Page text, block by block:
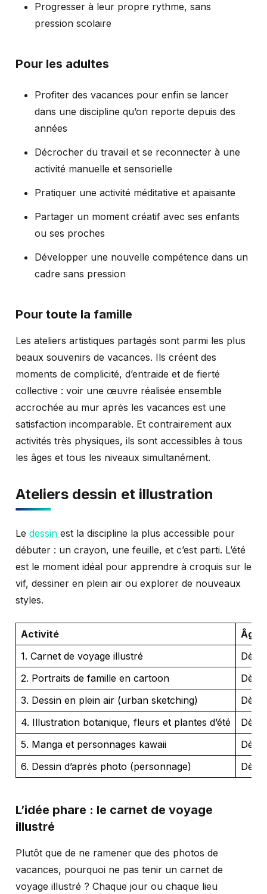
Progresser à leur propre rythme, sans
pression scolaire
Pour les adultes
Profiter des vacances pour enfin se lancer
dans une discipline qu’on reporte depuis des
années
Décrocher du travail et se reconnecter à une
activité manuelle et sensorielle
Pratiquer une activité méditative et apaisante
Partager un moment créatif avec ses enfants
ou ses proches
Développer une nouvelle compétence dans un
cadre sans pression
Pour toute la famille
Les ateliers artistiques partagés sont parmi les plus
beaux souvenirs de vacances. Ils créent des
moments de complicité, d’entraide et de fierté
collective : voir une œuvre réalisée ensemble
accrochée au mur après les vacances est une
satisfaction incomparable. Et contrairement aux
activités très physiques, ils sont accessibles à tous
les âges et tous les niveaux simultanément.
Ateliers dessin et illustration
Le dessin est la discipline la plus accessible pour
débuter : un crayon, une feuille, et c’est parti. L’été
est le moment idéal pour apprendre à croquis sur le
vif, dessiner en plein air ou explorer de nouveaux
styles.
Activité
Âge
1. Carnet de voyage illustré
Dès
2. Portraits de famille en cartoon
Dès
3. Dessin en plein air (urban sketching)
Dès
4. Illustration botanique, fleurs et plantes d’été
Dès
5. Manga et personnages kawaii
Dès
6. Dessin d’après photo (personnage)
Dès
L’idée phare : le carnet de voyage
illustré
Plutôt que de ne ramener que des photos de
vacances, pourquoi ne pas tenir un carnet de
voyage illustré ? Chaque jour ou chaque lieu